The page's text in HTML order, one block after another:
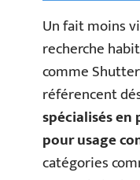
Un fait moins
recherche
comme
référencent
spécialisés
pour usage
catégories